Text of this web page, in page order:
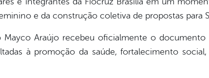
e da construção coletiva de propostas para
Araújo recebeu oficialmente o documento
à promoção da saúde, fortalecimento